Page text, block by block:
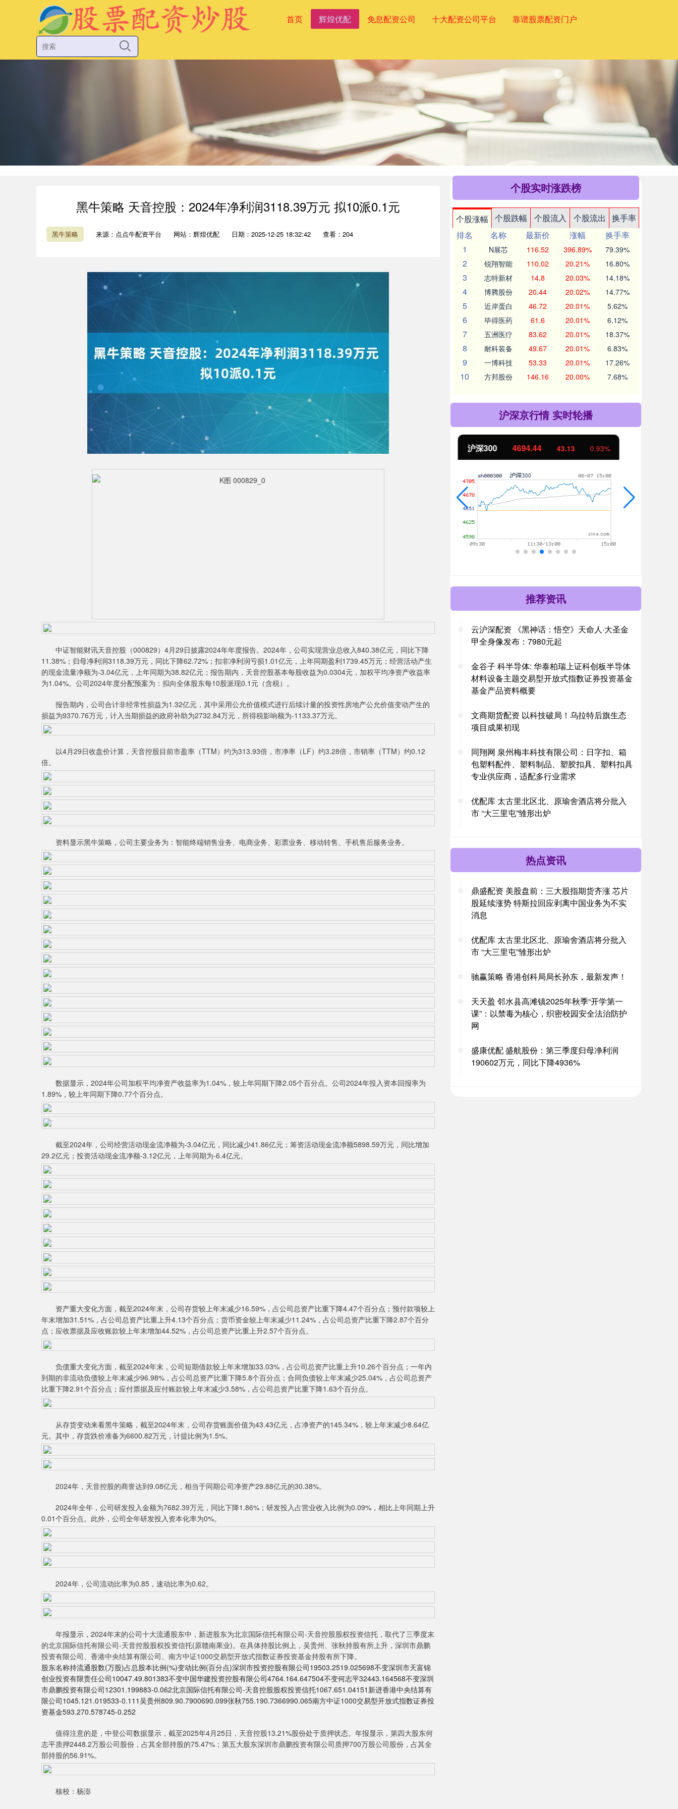
首页 辉煌优配 免息配资公司 十大配资公司平台 靠谱股票配资门户
黑牛策略 天音控股：2024年净利润3118.39万元 拟10派0.1元
黑牛策略 来源：点点牛配资平台 网站：辉煌优配 日期：2025-12-25 18:32:42 查看：204
中证智能财讯天音控股（000829）4月29日披露2024年年度报告。2024年，公司实现营业总收入840.38亿元，同比下降
11.38%；归母净利润3118.39万元，同比下降62.72%；扣非净利润亏损1.01亿元，上年同期盈利1739.45万元；经营活动产生
的现金流量净额为-3.04亿元，上年同期为38.82亿元；报告期内，天音控股基本每股收益为0.0304元，加权平均净资产收益率
为1.04%。公司2024年度分配预案为：拟向全体股东每10股派现0.1元（含税）。
报告期内，公司合计非经常性损益为1.32亿元，其中采用公允价值模式进行后续计量的投资性房地产公允价值变动产生的
损益为9370.76万元，计入当期损益的政府补助为2732.84万元，所得税影响额为-1133.37万元。
以4月29日收盘价计算，天音控股目前市盈率（TTM）约为313.93倍，市净率（LF）约3.28倍，市销率（TTM）约0.12
倍。
资料显示黑牛策略，公司主要业务为：智能终端销售业务、电商业务、彩票业务、移动转售、手机售后服务业务。
数据显示，2024年公司加权平均净资产收益率为1.04%，较上年同期下降2.05个百分点。公司2024年投入资本回报率为
1.89%，较上年同期下降0.77个百分点。
截至2024年，公司经营活动现金流净额为-3.04亿元，同比减少41.86亿元；筹资活动现金流净额5898.59万元，同比增加
29.2亿元；投资活动现金流净额-3.12亿元，上年同期为-6.4亿元。
资产重大变化方面，截至2024年末，公司存货较上年末减少16.59%，占公司总资产比重下降4.47个百分点；预付款项较上
年末增加31.51%，占公司总资产比重上升4.13个百分点；货币资金较上年末减少11.24%，占公司总资产比重下降2.87个百分
点；应收票据及应收账款较上年末增加44.52%，占公司总资产比重上升2.57个百分点。
负债重大变化方面，截至2024年末，公司短期借款较上年末增加33.03%，占公司总资产比重上升10.26个百分点；一年内
到期的非流动负债较上年末减少96.98%，占公司总资产比重下降5.8个百分点；合同负债较上年末减少25.04%，占公司总资产
比重下降2.91个百分点；应付票据及应付账款较上年末减少3.58%，占公司总资产比重下降1.63个百分点。
从存货变动来看黑牛策略，截至2024年末，公司存货账面价值为43.43亿元，占净资产的145.34%，较上年末减少8.64亿
元。其中，存货跌价准备为6600.82万元，计提比例为1.5%。
2024年，天音控股的商誉达到9.08亿元，相当于同期公司净资产29.88亿元的30.38%。
2024年全年，公司研发投入金额为7682.39万元，同比下降1.86%；研发投入占营业收入比例为0.09%，相比上年同期上升
0.01个百分点。此外，公司全年研发投入资本化率为0%。
2024年，公司流动比率为0.85，速动比率为0.62。
年报显示，2024年末的公司十大流通股东中，新进股东为北京国际信托有限公司-天音控股股权投资信托，取代了三季度末
的北京国际信托有限公司-天音控股股权投资信托(原赣南果业)。在具体持股比例上，吴贵州、张秋持股有所上升，深圳市鼎鹏
投资有限公司、香港中央结算有限公司、南方中证1000交易型开放式指数证券投资基金持股有所下降。
股东名称持流通股数(万股)占总股本比例(%)变动比例(百分点)深圳市投资控股有限公司19503.2519.025698不变深圳市天富锦
创业投资有限责任公司10047.49.801383不变中国华建投资控股有限公司4764.164.647504不变何志平32443.164568不变深圳
市鼎鹏投资有限公司12301.199883-0.062北京国际信托有限公司-天音控股股权投资信托1067.651.04151新进香港中央结算有
限公司1045.121.019533-0.111吴贵州809.90.7900690.099张秋755.190.7366990.065南方中证1000交易型开放式指数证券投
资基金593.270.578745-0.252
值得注意的是，中登公司数据显示，截至2025年4月25日，天音控股13.21%股份处于质押状态。年报显示，第四大股东何
志平质押2448.2万股公司股份，占其全部持股的75.47%；第五大股东深圳市鼎鹏投资有限公司质押700万股公司股份，占其全
部持股的56.91%。
核校：杨澎
个股实时涨跌榜
个股涨幅 个股跌幅 个股流入 个股流出
换手率
排名
名称 最新价 涨幅
换手率
1
N展芯 116.52 396.89% 79.39%
2 锐翔智能 110.02 20.21% 16.80%
3 志特新材 14.8 20.03% 14.18%
4 博腾股份 20.44 20.02% 14.77%
5 近岸蛋白 46.72 20.01% 5.62%
6 毕得医药 61.6 20.01% 6.12%
7 五洲医疗 83.62 20.01% 18.37%
8 耐科装备 49.67 20.01% 6.83%
9 一博科技 53.33 20.01% 17.26%
10 方邦股份 146.16 20.00% 7.68%
沪深京行情 实时轮播
深证成指 200.89 4694.44 43.13 北证50 1134.24 11.37 1.01%
推荐资讯
云沪深配资 《黑神话：悟空》天命人·大圣金
甲全身像发布：7980元起
金谷子 科半导体: 华泰柏瑞上证科创板半导体
材料设备主题交易型开放式指数证券投资基金
基金产品资料概要
文商期货配资 以科技破局！乌拉特后旗生态
项目成果初现
同翔网 泉州梅丰科技有限公司：日字扣、箱
包塑料配件、塑料制品、塑胶扣具、塑料扣具
专业供应商，适配多行业需求
优配库 太古里北区北、原瑜舍酒店将分批入
市 “大三里屯”雏形出炉
热点资讯
鼎盛配资 美股盘前：三大股指期货齐涨 芯片
股延续涨势 特斯拉回应剥离中国业务为不实
消息
优配库 太古里北区北、原瑜舍酒店将分批入
市 “大三里屯”雏形出炉
驰赢策略 香港创科局局长孙东，最新发声！
天天盈 邻水县高滩镇2025年秋季“开学第一
课”：以禁毒为核心，织密校园安全法治防护
网
盛康优配 盛航股份：第三季度归母净利润
190602万元，同比下降4936%